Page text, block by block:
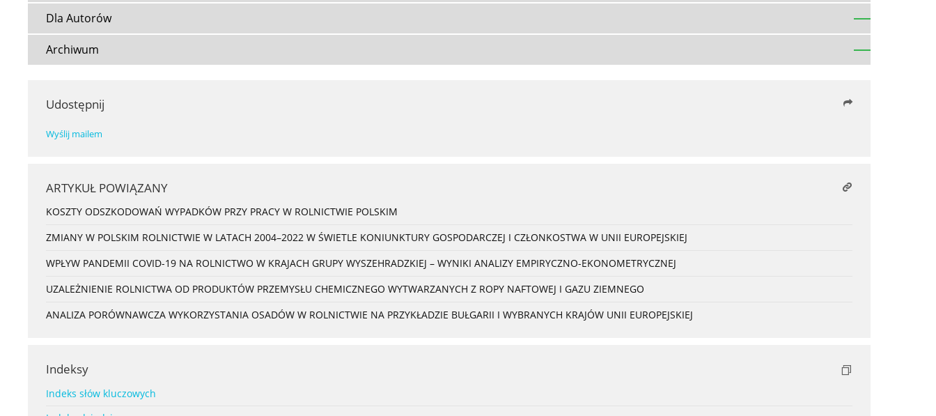
Dla Autorów
Archiwum
Udostępnij
Wyślij mailem
ARTYKUŁ POWIĄZANY
KOSZTY ODSZKODOWAŃ WYPADKÓW PRZY PRACY W ROLNICTWIE POLSKIM
ZMIANY W POLSKIM ROLNICTWIE W LATACH 2004–2022 W ŚWIETLE KONIUNKTURY GOSPODARCZEJ I CZŁONKOSTWA W UNII EUROPEJSKIEJ
WPŁYW PANDEMII COVID-19 NA ROLNICTWO W KRAJACH GRUPY WYSZEHRADZKIEJ – WYNIKI ANALIZY EMPIRYCZNO-EKONOMETRYCZNEJ
UZALEŻNIENIE ROLNICTWA OD PRODUKTÓW PRZEMYSŁU CHEMICZNEGO WYTWARZANYCH Z ROPY NAFTOWEJ I GAZU ZIEMNEGO
ANALIZA PORÓWNAWCZA WYKORZYSTANIA OSADÓW W ROLNICTWIE NA PRZYKŁADZIE BUŁGARII I WYBRANYCH KRAJÓW UNII EUROPEJSKIEJ
Indeksy
Indeks słów kluczowych